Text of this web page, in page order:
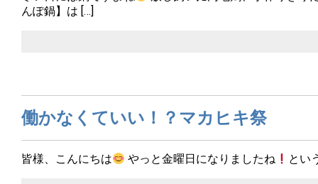
んぽ鍋】は […]
働かなくていい！？マカヒキ祭
皆様、こんにちは やっと金曜日になりましたね とい